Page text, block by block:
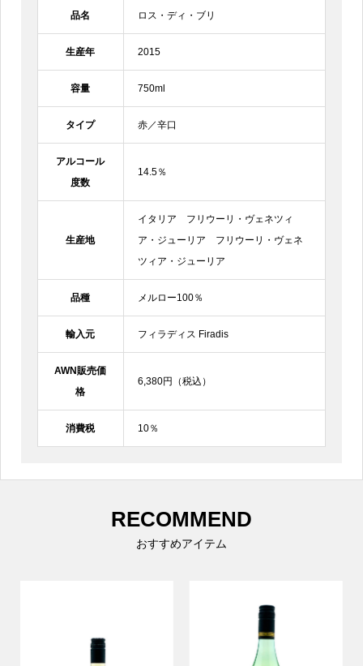
品名 ロス・ディ・ブリ
生産年 2015
容量 750ml
タイプ 赤／辛口
アルコール
度数
14.5％
生産地
イタリア フリウーリ・ヴェネツィ
ア・ジューリア フリウーリ・ヴェネ
ツィア・ジューリア
品種 メルロー100％
輸入元 フィラディス Firadis
AWN販売価
格
6,380円（税込）
消費税 10％
RECOMMEND
おすすめアイテム